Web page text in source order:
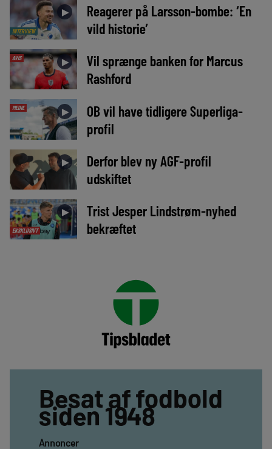
INTERVIEW
►
Reagerer på Larsson-bombe: ‘En
vild historie’
AVIS ►
Vil sprænge banken for Marcus
Rashford
MEDIE ►
OB vil have tidligere Superliga-
profil
►
Derfor blev ny AGF-profil
udskiftet
EKSKLUSIVT
►
Trist Jesper Lindstrøm-nyhed
bekræftet
Besat af fodbold
siden 1948
Annoncer